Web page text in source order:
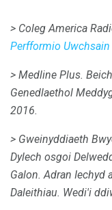
> Coleg America
Perfformio
> Medline Plus.
Genedlaethol
2016.
> Gweinyddiaeth
Dylech osgoi
Galon. Adran Iechyd
Daleithiau. Wedi'i